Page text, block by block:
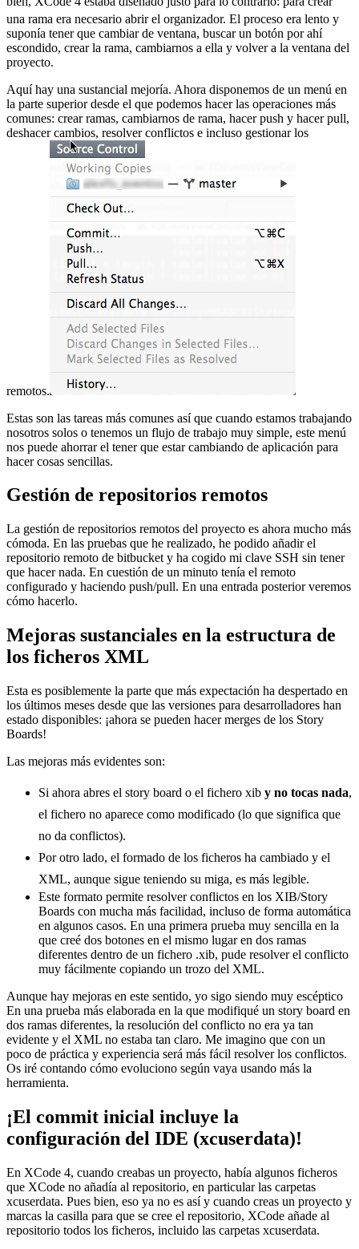
una rama era necesario abrir el organizador. El proceso era lento y
suponía tener que cambiar de ventana, buscar un botón por ahí
escondido, crear la rama, cambiarnos a ella y volver a la ventana del
proyecto.
Aquí hay una sustancial mejoría. Ahora disponemos de un menú en
la parte superior desde el que podemos hacer las operaciones más
comunes: crear ramas, cambiarnos de rama, hacer push y hacer pull,
deshacer cambios, resolver conflictos e incluso gestionar los
remotos.
Estas son las tareas más comunes así que cuando estamos trabajando
nosotros solos o tenemos un flujo de trabajo muy simple, este menú
nos puede ahorrar el tener que estar cambiando de aplicación para
hacer cosas sencillas.
Gestión de repositorios remotos
La gestión de repositorios remotos del proyecto es ahora mucho más
cómoda. En las pruebas que he realizado, he podido añadir el
repositorio remoto de bitbucket y ha cogido mi clave SSH sin tener
que hacer nada. En cuestión de un minuto tenía el remoto
configurado y haciendo push/pull. En una entrada posterior veremos
cómo hacerlo.
Mejoras sustanciales en la estructura de
los ficheros XML
Esta es posiblemente la parte que más expectación ha despertado en
los últimos meses desde que las versiones para desarrolladores han
estado disponibles: ¡ahora se pueden hacer merges de los Story
Boards!
Las mejoras más evidentes son:
Si ahora abres el story board o el fichero xib y no tocas nada,
el fichero no aparece como modificado (lo que significa que
no da conflictos).
Por otro lado, el formado de los ficheros ha cambiado y el
XML, aunque sigue teniendo su miga, es más legible.
Este formato permite resolver conflictos en los XIB/Story
Boards con mucha más facilidad, incluso de forma automática
en algunos casos. En una primera prueba muy sencilla en la
que creé dos botones en el mismo lugar en dos ramas
diferentes dentro de un fichero .xib, pude resolver el conflicto
muy fácilmente copiando un trozo del XML.
Aunque hay mejoras en este sentido, yo sigo siendo muy escéptico
En una prueba más elaborada en la que modifiqué un story board en
dos ramas diferentes, la resolución del conflicto no era ya tan
evidente y el XML no estaba tan claro. Me imagino que con un
poco de práctica y experiencia será más fácil resolver los conflictos.
Os iré contando cómo evoluciono según vaya usando más la
herramienta.
¡El commit inicial incluye la
configuración del IDE (xcuserdata)!
En XCode 4, cuando creabas un proyecto, había algunos ficheros
que XCode no añadía al repositorio, en particular las carpetas
xcuserdata. Pues bien, eso ya no es así y cuando creas un proyecto y
marcas la casilla para que se cree el repositorio, XCode añade al
repositorio todos los ficheros, incluido las carpetas xcuserdata.